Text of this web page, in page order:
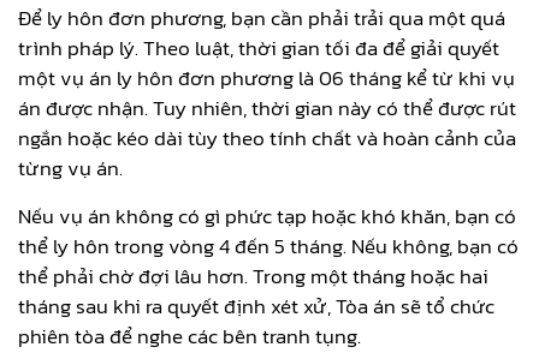
Để ly hôn đơn phương, bạn cần phải trải qua một quá
trình pháp lý. Theo luật, thời gian tối đa để giải quyết
một vụ án ly hôn đơn phương là 06 tháng kể từ khi vụ
án được nhận. Tuy nhiên, thời gian này có thể được rút
ngắn hoặc kéo dài tùy theo tính chất và hoàn cảnh của
từng vụ án.
Nếu vụ án không có gì phức tạp hoặc khó khăn, bạn có
thể ly hôn trong vòng 4 đến 5 tháng. Nếu không, bạn có
thể phải chờ đợi lâu hơn. Trong một tháng hoặc hai
tháng sau khi ra quyết định xét xử, Tòa án sẽ tổ chức
phiên tòa để nghe các bên tranh tụng.